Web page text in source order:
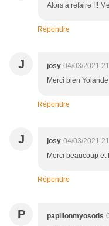
Alors à refaire !!!
Répondre
J josy 04/03/2021
Merci bien
Répondre
J josy 04/03/2021
Merci beaucoup
Répondre
P papillonmyosotis